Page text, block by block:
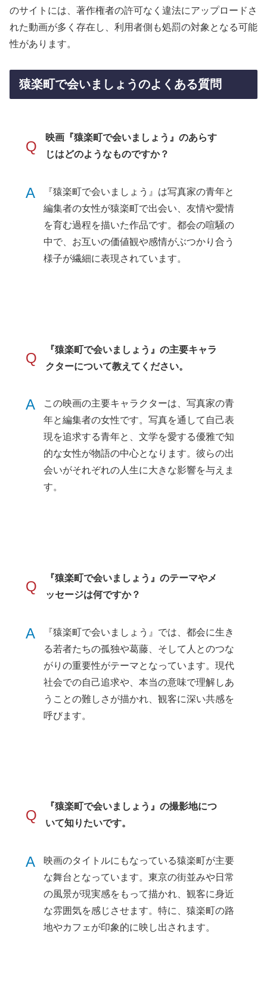
のサイトには、著作権者の許可なく違法にアップロードさ
れた動画が多く存在し、利用者側も処罰の対象となる可能
性があります。
猿楽町で会いましょうのよくある質問
Q
映画『猿楽町で会いましょう』のあらす
じはどのようなものですか？
A
『猿楽町で会いましょう』は写真家の青年と
編集者の女性が猿楽町で出会い、友情や愛情
を育む過程を描いた作品です。都会の喧騒の
中で、お互いの価値観や感情がぶつかり合う
様子が繊細に表現されています。
Q
『猿楽町で会いましょう』の主要キャラ
クターについて教えてください。
A
この映画の主要キャラクターは、写真家の青
年と編集者の女性です。写真を通して自己表
現を追求する青年と、文学を愛する優雅で知
的な女性が物語の中心となります。彼らの出
会いがそれぞれの人生に大きな影響を与えま
す。
Q
『猿楽町で会いましょう』のテーマやメ
ッセージは何ですか？
A
『猿楽町で会いましょう』では、都会に生き
る若者たちの孤独や葛藤、そして人とのつな
がりの重要性がテーマとなっています。現代
社会での自己追求や、本当の意味で理解しあ
うことの難しさが描かれ、観客に深い共感を
呼びます。
Q
『猿楽町で会いましょう』の撮影地につ
いて知りたいです。
A
映画のタイトルにもなっている猿楽町が主要
な舞台となっています。東京の街並みや日常
の風景が現実感をもって描かれ、観客に身近
な雰囲気を感じさせます。特に、猿楽町の路
地やカフェが印象的に映し出されます。